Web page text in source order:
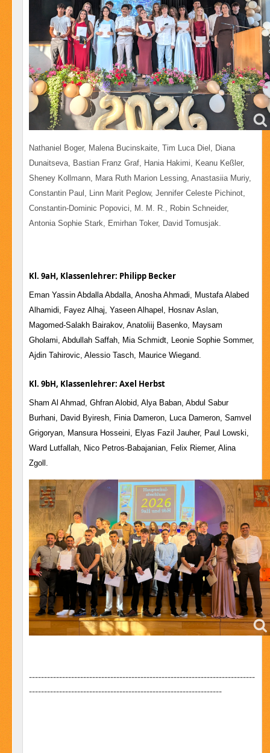
Nathaniel Boger, Malena Bucinskaite, Tim Luca Diel, Diana
Dunaitseva, Bastian Franz Graf, Hania Hakimi, Keanu Keßler,
Sheney Kollmann, Mara Ruth Marion Lessing, Anastasiia Muriy,
Constantin Paul, Linn Marit Peglow, Jennifer Celeste Pichinot,
Constantin-Dominic Popovici, M. M. R., Robin Schneider,
Antonia Sophie Stark, Emirhan Toker, David Tomusjak.
Kl. 9aH, Klassenlehrer: Philipp Becker
Eman Yassin Abdalla Abdalla, Anosha Ahmadi, Mustafa Alabed
Alhamidi, Fayez Alhaj, Yaseen Alhapel, Hosnav Aslan,
Magomed-Salakh Bairakov, Anatoliij Basenko, Maysam
Gholami, Abdullah Saffah, Mia Schmidt, Leonie Sophie Sommer,
Ajdin Tahirovic, Alessio Tasch, Maurice Wiegand.
Kl. 9bH, Klassenlehrer: Axel Herbst
Sham Al Ahmad, Ghfran Alobid, Alya Baban, Abdul Sabur
Burhani, David Byiresh, Finia Dameron, Luca Dameron, Samvel
Grigoryan, Mansura Hosseini, Elyas Fazil Jauher, Paul Lowski,
Ward Lutfallah, Nico Petros-Babajanian, Felix Riemer, Alina
Zgoll.
---------------------------------------------------------------------------
----------------------------------------------------------------